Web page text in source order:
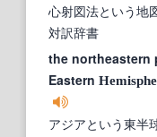
心射図法という地
対訳辞書
the northeastern
Eastern
アジアという東半